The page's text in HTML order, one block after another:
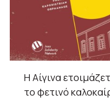
Η Αίγινα
το φετινό